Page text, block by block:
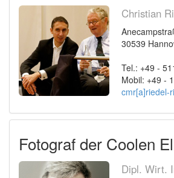
Christian
30539
Tel.: +49 -
Mobil: +49 -
cmr[a]riedel-
Fotograf der Coolen
Dipl. Wirt.